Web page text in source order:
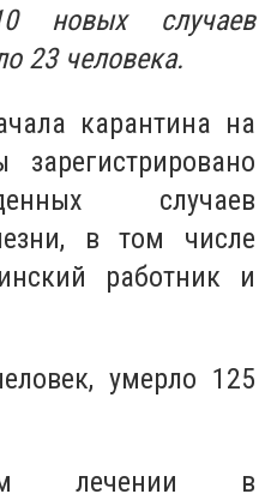
новых случаев
23 человека.
карантина на
случаев
в том числе
работник и
умерло 125
лечении в